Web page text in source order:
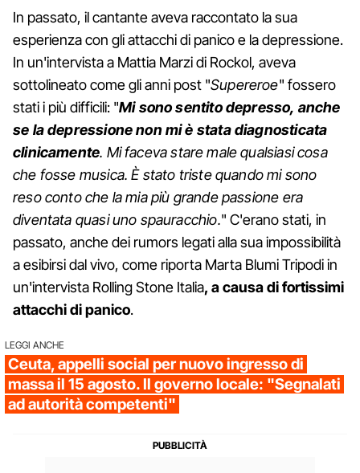
In passato, il cantante aveva raccontato la sua
esperienza con gli attacchi di panico e la depressione.
In un'intervista a Mattia Marzi di Rockol, aveva
sottolineato come gli anni post "Supereroe" fossero
stati i più difficili: "Mi sono sentito depresso, anche
se la depressione non mi è stata diagnosticata
clinicamente. Mi faceva stare male qualsiasi cosa
che fosse musica. È stato triste quando mi sono
reso conto che la mia più grande passione era
diventata quasi uno spauracchio." C'erano stati, in
passato, anche dei rumors legati alla sua impossibilità
a esibirsi dal vivo, come riporta Marta Blumi Tripodi in
un'intervista Rolling Stone Italia, a causa di fortissimi
attacchi di panico.
LEGGI ANCHE
Ceuta, appelli social per nuovo ingresso di
massa il 15 agosto. Il governo locale: "Segnalati
ad autorità competenti"